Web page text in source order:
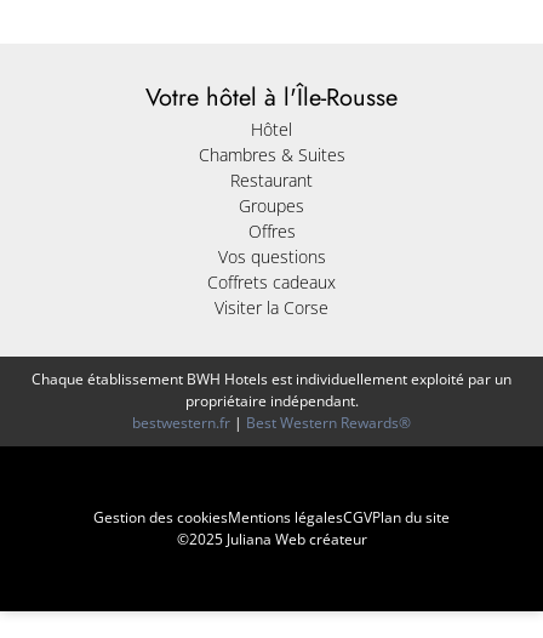
Votre hôtel à l'Île-Rousse
Hôtel
Chambres & Suites
Restaurant
Groupes
Offres
Vos questions
Coffrets cadeaux
Visiter la Corse
Chaque établissement BWH Hotels est individuellement exploité par un
propriétaire indépendant.
bestwestern.fr | Best Western Rewards®
Gestion des cookiesMentions légalesCGVPlan du site
©2025 Juliana Web créateur